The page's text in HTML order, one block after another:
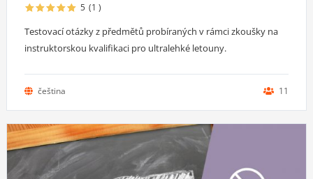
5 (1 )
Testovací otázky z předmětů probíraných v rámci zkoušky na
instruktorskou kvalifikaci pro ultralehké letouny.
čeština 11